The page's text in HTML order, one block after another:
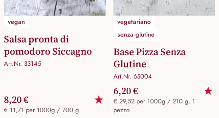
vegan
Salsa pronta di
pomodoro Siccagno
Art.Nr. 33145
8,20 €
€ 11,71 per 1000g / 700 g
vegetariano
senza glutine
Base Pizza Senza
Glutine
Art.Nr. 65004
6,20 €
€ 29,52 per 1000g / 210 g, 1
pezzo